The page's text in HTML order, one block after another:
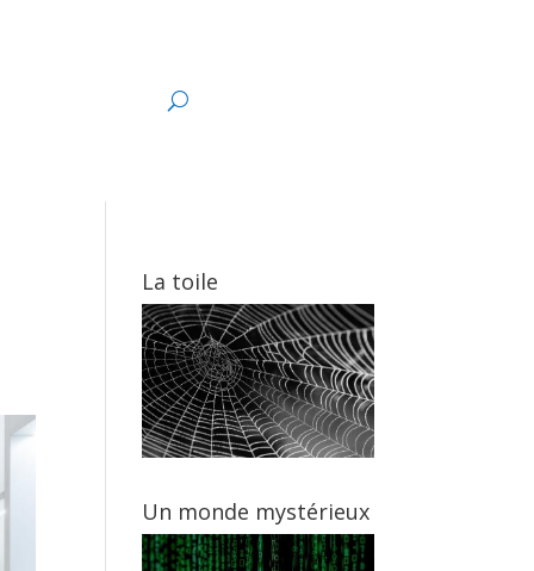
La toile
Un monde mystérieux